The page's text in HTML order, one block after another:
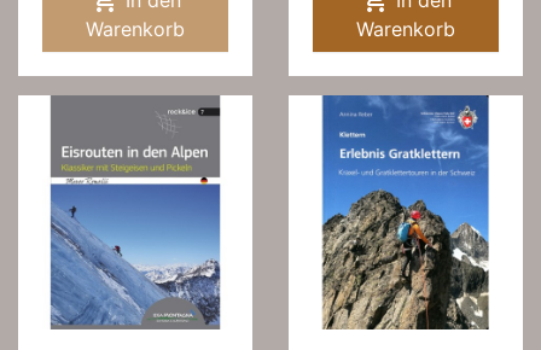
Warenkorb
Warenkorb